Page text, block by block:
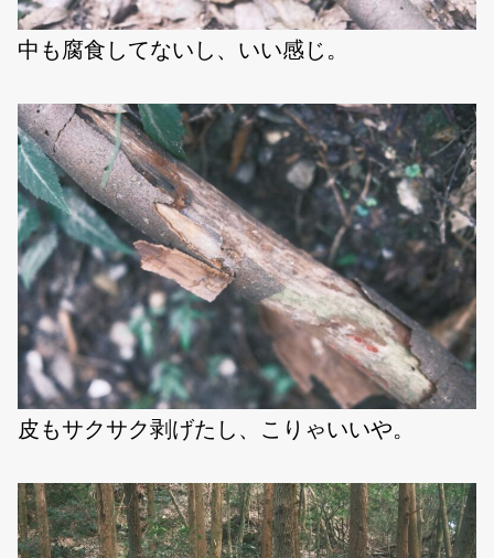
中も腐食してないし、いい感じ。
皮もサクサク剥げたし、こりゃいいや。